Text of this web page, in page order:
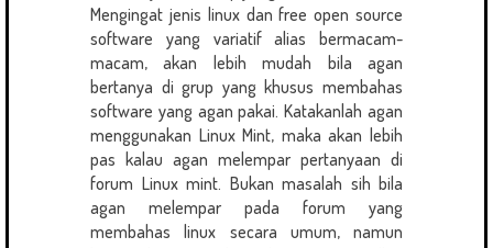
Mengingat jenis linux dan free open source
software yang variatif alias bermacam-
macam, akan lebih mudah bila agan
bertanya di grup yang khusus membahas
software yang agan pakai. Katakanlah agan
menggunakan Linux Mint, maka akan lebih
pas kalau agan melempar pertanyaan di
forum Linux mint. Bukan masalah sih bila
agan melempar pada forum yang
membahas linux secara umum, namun